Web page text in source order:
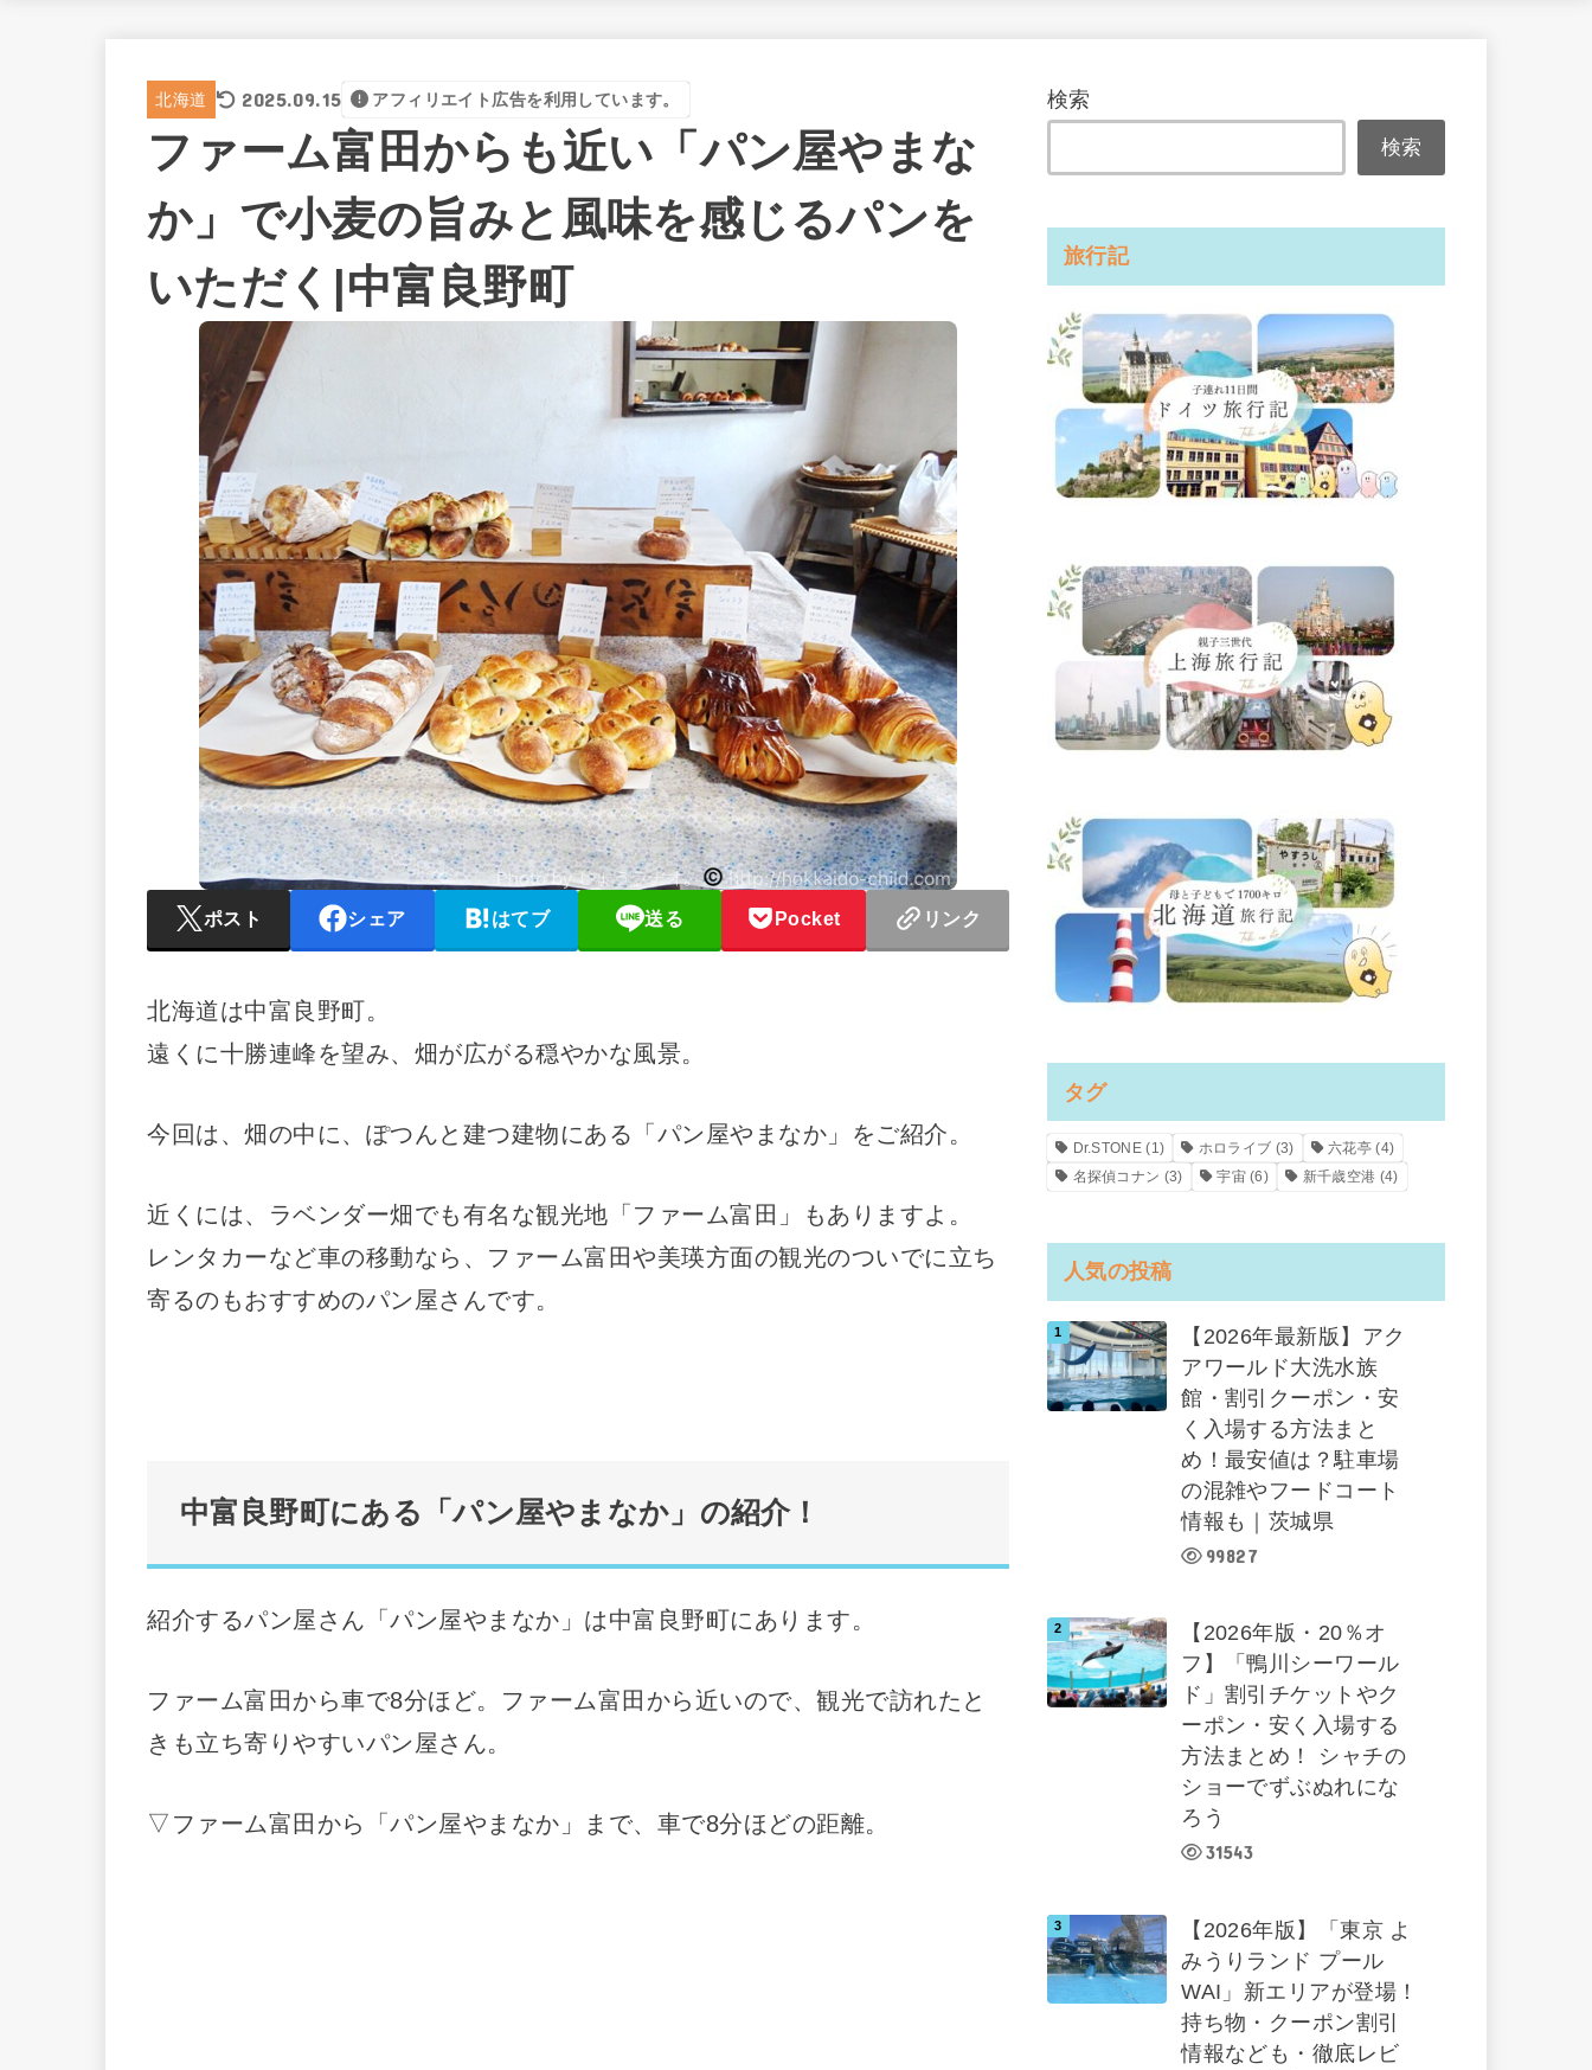
北海道 2025.09.15 アフィリエイト広告を利用しています。
ファーム富田からも近い「パン屋やまな
か」で小麦の旨みと風味を感じるパンを
いただく|中富良野町
ポスト シェア はてブ 送る Pocket リンク
北海道は中富良野町。
遠くに十勝連峰を望み、畑が広がる穏やかな風景。
今回は、畑の中に、ぽつんと建つ建物にある「パン屋やまなか」をご紹介。
近くには、ラベンダー畑でも有名な観光地「ファーム富田」もありますよ。
レンタカーなど車の移動なら、ファーム富田や美瑛方面の観光のついでに立ち
寄るのもおすすめのパン屋さんです。
中富良野町にある「パン屋やまなか」の紹介！
紹介するパン屋さん「パン屋やまなか」は中富良野町にあります。
ファーム富田から車で8分ほど。ファーム富田から近いので、観光で訪れたと
きも立ち寄りやすいパン屋さん。
▽ファーム富田から「パン屋やまなか」まで、車で8分ほどの距離。
検索
検索
旅行記
タグ
Dr.STONE(1) ホロライブ (3) 六花亭 (4)
名探偵コナン (3) 宇宙(6) 新千歳空港 (4)
人気の投稿
【2026年最新版】アク
アワールド大洗水族
館・割引クーポン・安
く入場する方法まと
め！最安値は？駐車場
の混雑やフードコート
情報も｜茨城県
99827
【2026年版・20％オ
フ】「鴨川シーワール
ド」割引チケットやク
ーポン・安く入場する
方法まとめ！ シャチの
ショーでずぶぬれにな
ろう
31543
【2026年版】「東京 よ
みうりランド プール
WAI」新エリアが登場！
持ち物・クーポン割引
情報なども・徹底レビ